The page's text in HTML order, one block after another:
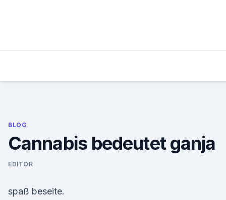
BLOG
Cannabis bedeutet ganja
EDITOR
spaß beseite.